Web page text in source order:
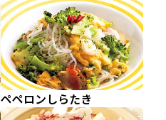
ペペロンしらたき